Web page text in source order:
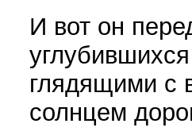
И вот он
глядящими с
солнцем